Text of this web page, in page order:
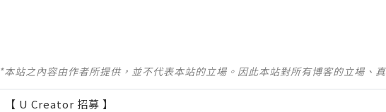
*本站之內容由作者所提供，並不代表本站的立場。因此本站對所有博客的立場、
【 U Creator 招募 】